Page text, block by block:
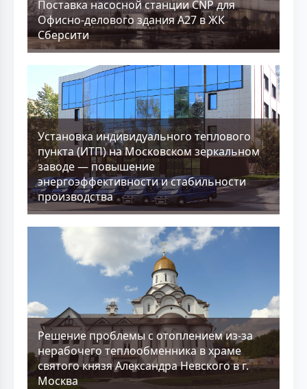
Поставка насосной станции CNP для
Офисно-делового здания А27 в ЖК
Сберсити
Установка индивидуального теплового
пункта (ИТП) на Московском зеркальном
заводе — повышение
энергоэффективности и стабильности
производства
Решение проблемы с отоплением из-за
нерабочего теплообменника в храме
святого князя Александра Невского в г.
Москва